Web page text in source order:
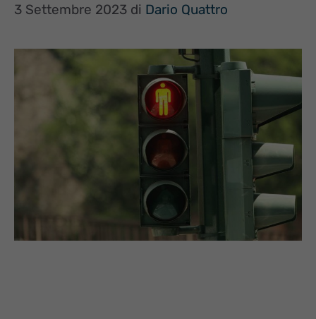
3 Settembre 2023 di Dario Quattro